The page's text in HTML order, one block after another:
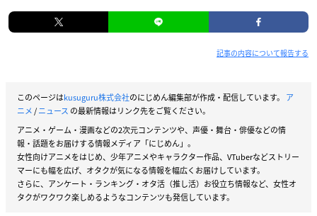
記事の内容について報告する
このページはkusuguru株式会社のにじめん編集部が作成・配信しています。 ア
ニメ/ニュース の最新情報はリンク先をご覧ください。
アニメ・ゲーム・漫画などの2次元コンテンツや、声優・舞台・俳優などの情
報・話題をお届けする情報メディア「にじめん」。
女性向けアニメをはじめ、少年アニメやキャラクター作品、VTuberなどストリー
マーにも幅を広げ、オタクが気になる情報を幅広くお届けしています。
さらに、アンケート・ランキング・オタ活（推し活）お役立ち情報など、女性オ
タクがワクワク楽しめるようなコンテンツも発信しています。